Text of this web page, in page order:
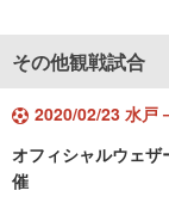
その他観戦試合
2020/02/23 水戸
オフィシャルウェ
催